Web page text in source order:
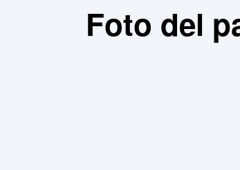
Foto del